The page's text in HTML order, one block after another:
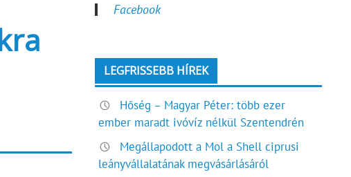
Facebook
LEGFRISSEBB HÍREK
Hőség – Magyar Péter: több ezer
ember maradt ivóvíz nélkül Szentendrén
Megállapodott a Mol a Shell ciprusi
leányvállalatának megvásárlásáról